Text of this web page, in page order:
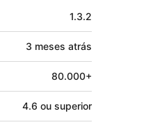
1.3.2
3 meses atrás
80.000+
4.6 ou superior